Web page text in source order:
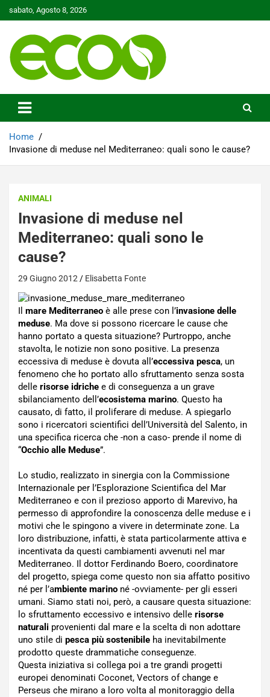
to
sabato, Agosto 8, 2026
Ecoo.it
Home
Invasione di meduse nel Mediterraneo: quali sono le cause?
ANIMALI
Invasione di meduse nel
Mediterraneo: quali sono le
cause?
29 Giugno 2012 Elisabetta Fonte
Il mare Mediterraneo è alle prese con l’invasione delle
meduse. Ma dove si possono ricercare le cause che
hanno portato a questa situazione? Purtroppo, anche
stavolta, le notizie non sono positive. La presenza
eccessiva di meduse è dovuta all’eccessiva pesca, un
fenomeno che ho portato allo sfruttamento senza sosta
delle risorse idriche e di conseguenza a un grave
sbilanciamento dell’ecosistema marino. Questo ha
causato, di fatto, il proliferare di meduse. A spiegarlo
sono i ricercatori scientifici dell’Università del Salento, in
una specifica ricerca che -non a caso- prende il nome di
“Occhio alle Meduse”.
Lo studio, realizzato in sinergia con la Commissione
Internazionale per l’Esplorazione Scientifica del Mar
Mediterraneo e con il prezioso apporto di Marevivo, ha
permesso di approfondire la conoscenza delle meduse e i
motivi che le spingono a vivere in determinate zone. La
loro distribuzione, infatti, è stata particolarmente attiva e
incentivata da questi cambiamenti avvenuti nel mar
Mediterraneo. Il dottor Ferdinando Boero, coordinatore
del progetto, spiega come questo non sia affatto positivo
né per l’ambiente marino né -ovviamente- per gli esseri
umani. Siamo stati noi, però, a causare questa situazione:
lo sfruttamento eccessivo e intensivo delle risorse
naturali provenienti dal mare e la scelta di non adottare
uno stile di pesca più sostenibile ha inevitabilmente
prodotto queste drammatiche conseguenze.
Questa iniziativa si collega poi a tre grandi progetti
europei denominati Coconet, Vectors of change e
Perseus che mirano a loro volta al monitoraggio della